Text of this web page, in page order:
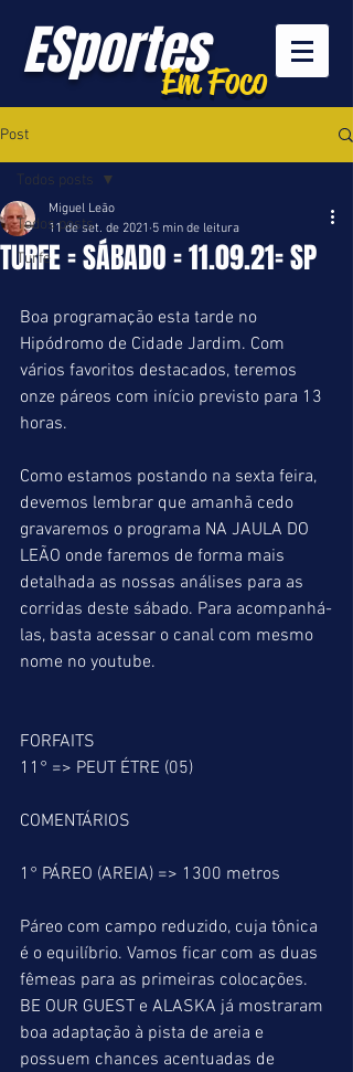
ESportesEm Foco
Post
Todos posts
Turfe
Todos posts
TURFE = SÁBADO = 11.09.21= SP
Miguel Leão
11 de set. de 2021 5 min de leitura
Boa programação esta tarde no
Hipódromo de Cidade Jardim. Com
vários favoritos destacados, teremos
onze páreos com início previsto para 13
horas.
Como estamos postando na sexta feira,
devemos lembrar que amanhã cedo
gravaremos o programa NA JAULA DO
LEÃO onde faremos de forma mais
detalhada as nossas análises para as
corridas deste sábado. Para acompanhá-
las, basta acessar o canal com mesmo
nome no youtube.
FORFAITS
11° => PEUT ÉTRE (05)
COMENTÁRIOS
1° PÁREO (AREIA) => 1300 metros
Páreo com campo reduzido, cuja tônica
é o equilíbrio. Vamos ficar com as duas
fêmeas para as primeiras colocações.
BE OUR GUEST e ALASKA já mostraram
boa adaptação à pista de areia e
possuem chances acentuadas de